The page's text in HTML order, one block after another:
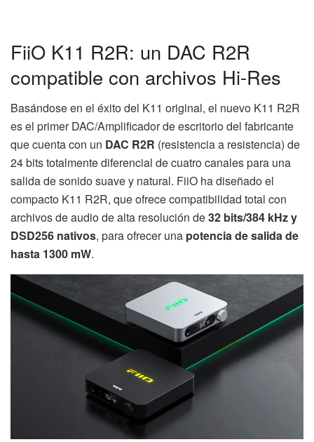
FiiO K11 R2R: un DAC R2R
compatible con archivos Hi-Res
Basándose en el éxito del K11 original, el nuevo K11 R2R
es el primer DAC/Amplificador de escritorio del fabricante
que cuenta con un DAC R2R (resistencia a resistencia) de
24 bits totalmente diferencial de cuatro canales para una
salida de sonido suave y natural. FiiO ha diseñado el
compacto K11 R2R, que ofrece compatibilidad total con
archivos de audio de alta resolución de32 bits/384 kHz y
DSD256 nativos, para ofrecer una potencia de salida de
hasta 1300 mW.